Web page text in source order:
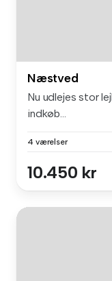
Næstved
Nu udlejes stor
indkøb...
4 værelser
10.450 kr